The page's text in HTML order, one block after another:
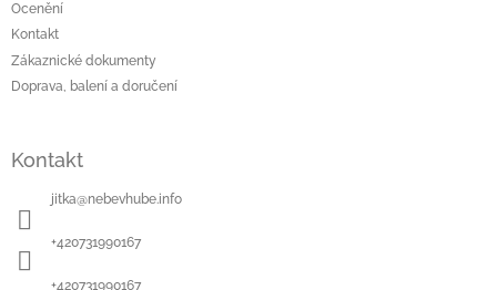
Ocenění
Kontakt
Zákaznické dokumenty
Doprava, balení a doručení
Kontakt
jitka@nebevhube.info
+420731990167
+420731990167